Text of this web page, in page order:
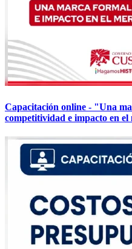
Capacitación online - "Una
competitividad e impacto en el